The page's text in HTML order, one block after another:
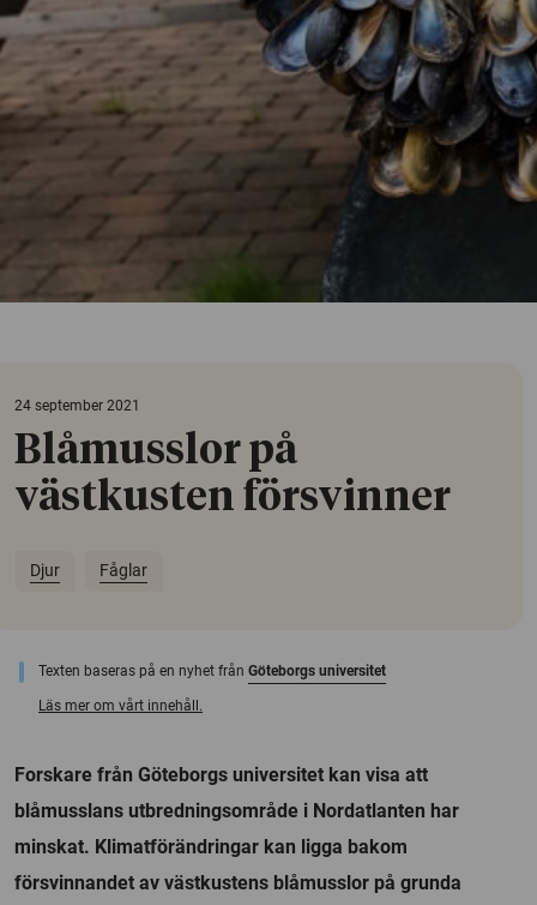
24 september 2021
Blåmusslor på
västkusten försvinner
Djur Fåglar
Texten baseras på en nyhet från Göteborgs universitet
Läs mer om vårt innehåll.
Forskare från Göteborgs universitet kan visa att
blåmusslans utbredningsområde i Nordatlanten har
minskat. Klimatförändringar kan ligga bakom
försvinnandet av västkustens blåmusslor på grunda